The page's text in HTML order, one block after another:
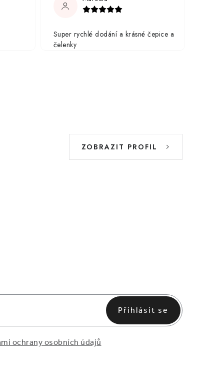
Super rychlé dodání a krásné čepice a
čelenky
ZOBRAZIT PROFIL
ochrany osobních údajů
Přihlásit se